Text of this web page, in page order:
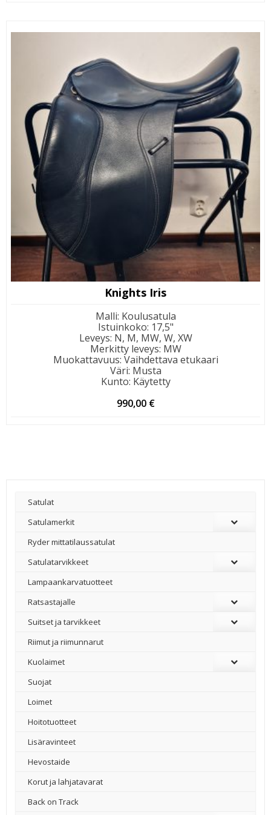
Knights Iris
Malli: Koulusatula
Istuinkoko: 17,5"
Leveys: N, M, MW, W, XW
Merkitty leveys: MW
Muokattavuus: Vaihdettava etukaari
Väri: Musta
Kunto: Käytetty
990,00 €
Satulat
Satulamerkit
Ryder mittatilaussatulat
Satulatarvikkeet
–
Lampaankarvatuotteet
Ratsastajalle
Suitset ja tarvikkeet
Riimut ja riimunnarut
Kuolaimet
Suojat
Loimet
Hoitotuotteet
Lisäravinteet
Hevostaide
Korut ja lahjatavarat
Back on Track